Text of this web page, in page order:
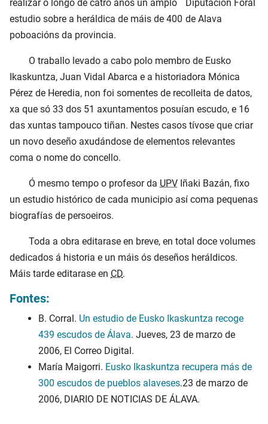
realizar ó longo de catro anos un amplo
estudio sobre a heráldica de máis de 400
poboacións da provincia.
O traballo levado a cabo polo membro de Eusko
Ikaskuntza, Juan Vidal Abarca e a historiadora Mónica
Pérez de Heredia, non foi somentes de recolleita de datos,
xa que só 33 dos 51 axuntamentos posuían escudo, e 16
das xuntas tampouco tiñan. Nestes casos tívose que criar
un novo deseño axudándose de elementos relevantes
coma o nome do concello.
Ó mesmo tempo o profesor da UPV Iñaki Bazán, fixo
un estudio histórico de cada municipio así coma pequenas
biografías de persoeiros.
Toda a obra editarase en breve, en total doce volumes
dedicados á historia e un máis ós deseños heráldicos.
Máis tarde editarase en CD.
Fontes:
B. Corral. Un estudio de Eusko Ikaskuntza recoge
439 escudos de Álava. Jueves, 23 de marzo de
2006, El Correo Digital.
María Maigorri. Eusko Ikaskuntza recupera más de
300 escudos de pueblos alaveses.23 de marzo de
2006, DIARIO DE NOTICIAS DE ÁLAVA.